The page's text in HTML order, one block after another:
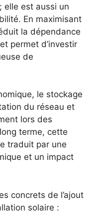
elle est aussi un
En maximisant
la dépendance
permet d’investir
de
le stockage
du réseau et
lors des
terme, cette
traduit par une
et un impact
concrets de l’ajout
solaire :